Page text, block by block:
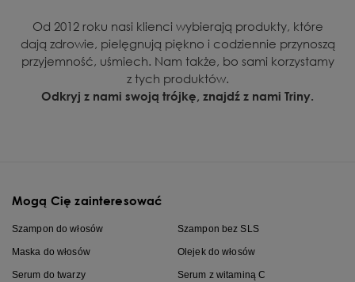
Od 2012 roku nasi klienci wybierają produkty, które
dają zdrowie, pielęgnują piękno i codziennie przynoszą
przyjemność, uśmiech. Nam także, bo sami korzystamy
z tych produktów.
Odkryj z nami swoją trójkę, znajdź z nami Triny.
Mogą Cię zainteresować
Szampon do włosów Szampon bez SLS
Maska do włosów Olejek do włosów
Serum do twarzy Serum z witaminą C